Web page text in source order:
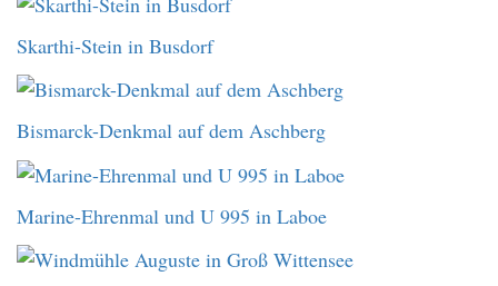
Skarthi-Stein in Busdorf
Bismarck-Denkmal auf dem Aschberg
Marine-Ehrenmal und U 995 in Laboe